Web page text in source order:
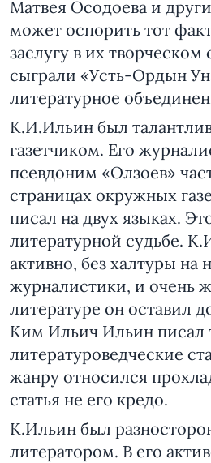
Матвея Осодоева и
может оспорить тот
заслугу в их творческом
сыграли «Усть-Ордын
литературное
К.И.Ильин был
газетчиком. Его
псевдоним «Олзоев»
страницах окружных
писал на двух языках.
литературной судьбе.
активно, без халтуры на
журналистики, и очень
литературе он оставил
Ким Ильич Ильин писал
литературоведческие
жанру относился
статья не его кредо.
К.Ильин был
литератором. В его